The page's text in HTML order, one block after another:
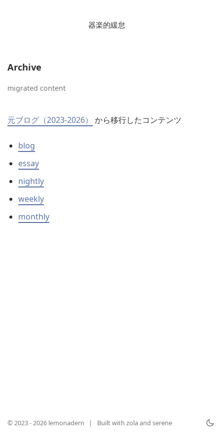
器楽的緩怠
Archive
migrated content
元ブログ（2023-2026） から移行したコンテンツ
blog
essay
nightly
weekly
monthly
© 2023 - 2026 lemonadern | Built with zola and serene